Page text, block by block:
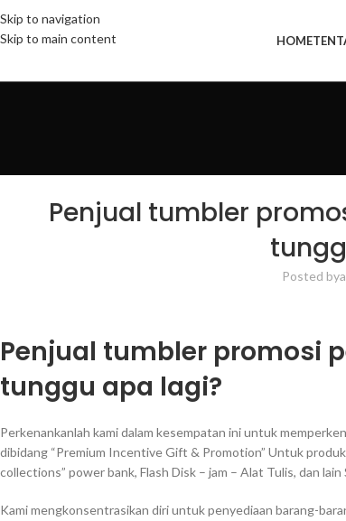
Skip to navigation
Skip to main content
HOME
Penjual tumbler
Posted by
Penjual tumbler promosi
tunggu apa lagi?
Perkenankanlah kami dalam kesempatan ini untuk
dibidang “Premium Incentive Gift & Promotion” Untuk
collections” power bank, Flash Disk – jam – Alat Tulis, dan lain
Kami mengkonsentrasikan diri untuk penyediaan barang-